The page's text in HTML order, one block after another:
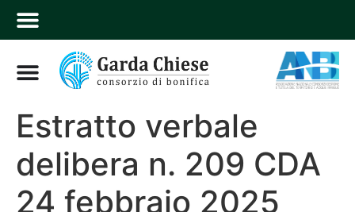
Estratto verbale
delibera n. 209 CDA
24 febbraio 2025